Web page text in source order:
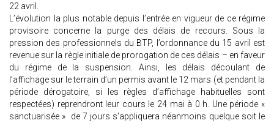
22 avril.
L’évolution la plus notable depuis l’entrée en vigueur de ce régime
provisoire concerne la purge des délais de recours. Sous la
pression des professionnels du BTP, l’ordonnance du 15 avril est
revenue sur la règle initiale de prorogation de ces délais – en faveur
du régime de la suspension. Ainsi, les délais découlant de
l’affichage sur le terrain d’un permis avant le 12 mars (et pendant la
période dérogatoire, si les règles d’affichage habituelles sont
respectées) reprendront leur cours le 24 mai à 0 h. Une période «
sanctuarisée » de 7 jours s’appliquera néanmoins quelque soit le